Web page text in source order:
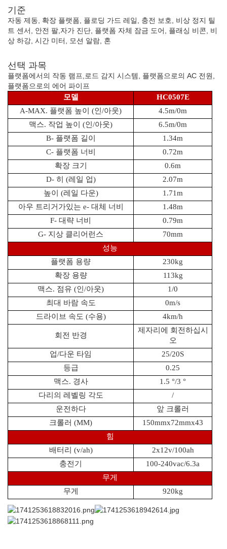
기준
자동 제동, 확장 플랫폼, 플로딩 가드 레일, 충전 보호, 비상 정지 틸
트 센서, 안전 팔,자가 진단, 플랫폼 자체 잠금 도어, 플래싱 비콘, 비
상 하강, 시간 미터, 모션 알람, 혼
선택 과목
플랫폼에서의 작동 램프,로드 감지 시스템, 플랫폼으로의 AC 전원,
플랫폼으로의 에어 파이프
모델
HC0507E
A-MAX. 플랫폼 높이 (인/아웃)
4.5m/0m
맥스. 작업 높이 (인/아웃)
6.5m/0m
B- 플랫폼 길이
1.34m
C- 플랫폼 너비
0.72m
확장 크기
0.6m
D- 히 (레일 업)
2.07m
높이 (레일 다운)
1.71m
아우 트리거가있는 e- 대체 너비
1.48m
F- 대략 너비
0.79m
G- 지상 클리어런스
70mm
성능
플랫폼 용량
230kg
확장 용량
113kg
맥스. 점유 (인/아웃)
1/0
최대 바람 속도
0m/s
드라이브 속도 (수용)
4km/h
회전 반경
제자리에 회전하십시
오
업/다운 타임
25/20S
등급
0.25
맥스. 경사
1.5 °/3 °
다리의 레벨링 각도
/
운전하다
앞 크롤러
크롤러 (MM)
150mmx72mmx43
힘
배터리 (v/ah)
2x12v/100ah
충전기
100-240vac/6.3a
무게
무게
920kg